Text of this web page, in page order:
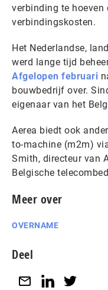
verbinding te hoeven
verbindingskosten.
Het Nederlandse,
werd lange tijd
Afgelopen februari
bouwbedrijf over.
eigenaar van het
Aerea biedt ook
to-machine (m2m)
Smith, directeur van
Belgische
Meer over
OVERNAME
Deel